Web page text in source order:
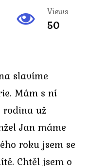
Views
50
slavíme
Mám s ní
rodina už
Jan máme
roku jsem se
Chtěl jsem o